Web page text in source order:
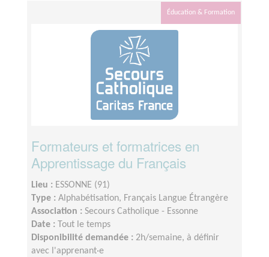
Éducation & Formation
Formateurs et formatrices en
Apprentissage du Français
Lieu : ESSONNE (91)
Type : Alphabétisation, Français Langue Étrangère
Association : Secours Catholique - Essonne
Date :
Tout le temps
Disponibilité demandée : 2h/semaine, à définir
avec l'apprenant·e